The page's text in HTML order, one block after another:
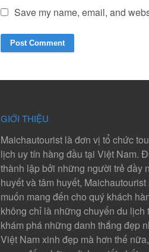
Save my name, email, and
GIỚI THIỆU
Maichautourist là đơn vị tổ chức
lịch uy tín hàng đầu tại Việt Nam.
thành lập bởi những người trẻ đầy
huyết và tâm huyết, Maichautourist
muốn mang đến cho quý khách
không chỉ là những chuyến du lịch
khám phá những danh thắng đẹp
Việt Nam xinh đẹp mà hơn thế